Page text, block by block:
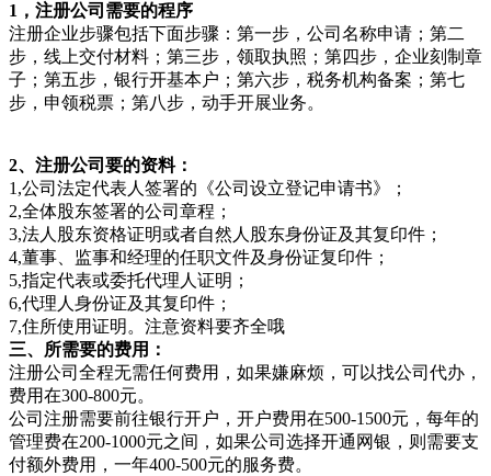
1，注册公司需要的程序
注册企业步骤包括下面步骤：第一步，公司名称申请；第二
步，线上交付材料；第三步，领取执照；第四步，企业刻制章
子；第五步，银行开基本户；第六步，税务机构备案；第七
步，申领税票；第八步，动手开展业务。
2、注册公司要的资料：
1,公司法定代表人签署的《公司设立登记申请书》；
2,全体股东签署的公司章程；
3,法人股东资格证明或者自然人股东身份证及其复印件；
4,董事、监事和经理的任职文件及身份证复印件；
5,指定代表或委托代理人证明；
6,代理人身份证及其复印件；
7,住所使用证明。注意资料要齐全哦
三、所需要的费用：
注册公司全程无需任何费用，如果嫌麻烦，可以找公司代办，
费用在300-800元。
公司注册需要前往银行开户，开户费用在500-1500元，每年的
管理费在200-1000元之间，如果公司选择开通网银，则需要支
付额外费用，一年400-500元的服务费。